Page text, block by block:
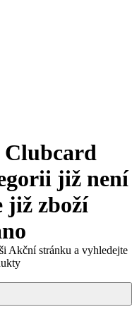
Clubcard
již není
již zboží
Akční stránku a vyhledejte